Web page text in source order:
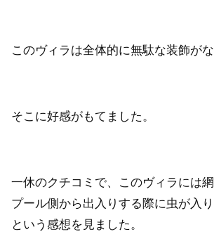
このヴィラは全体的に無駄な装飾がな
そこに好感がもてました。
一休のクチコミで、このヴィラには網
プール側から出入りする際に虫が入
という感想を見ました。